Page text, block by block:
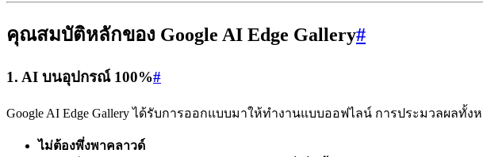
คุณสมบัติหลักของ Google AI Edge Gallery#
1. AI บนอุปกรณ์ 100%#
Google AI Edge Gallery ได้รับการออกแบบมาให้ทำงานแบบออฟไลน์ การประมวลผล
ไม่ต้องพึ่งพาคลาวด์